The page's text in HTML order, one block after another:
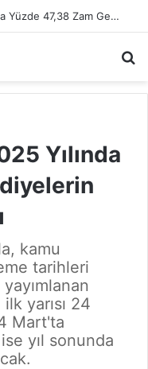
Belediye İşçilerine Müjde: Maaşlara Yüzde 47,38 Zam Geldi!
Yılında
kamu
tarihleri
yarısı 24
Mart'ta
yıl sonunda